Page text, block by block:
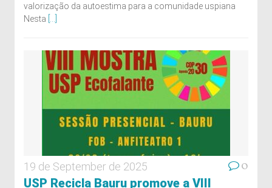
valorização da autoestima para a comunidade uspiana
Nesta
19 de September de 2025 0
USP Recicla Bauru promove a VIII